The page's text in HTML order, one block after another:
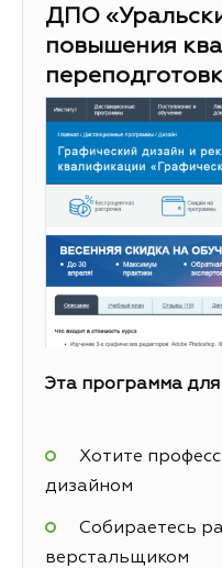
ДПО
повышения
Эта программа для
Хотите
дизайном
Собираетесь
верстальщиком